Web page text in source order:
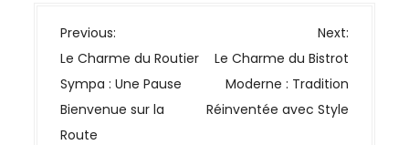
N
a
v
i
g
Previous:
Le Charme du Routier
Sympa : Une Pause
Bienvenue sur la
Route
Next:
Le Charme du Bistrot
Moderne : Tradition
Réinventée avec Style